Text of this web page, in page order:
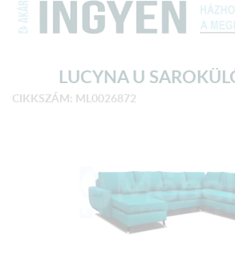
LUCYNA U
CIKKSZÁM: ML0026872